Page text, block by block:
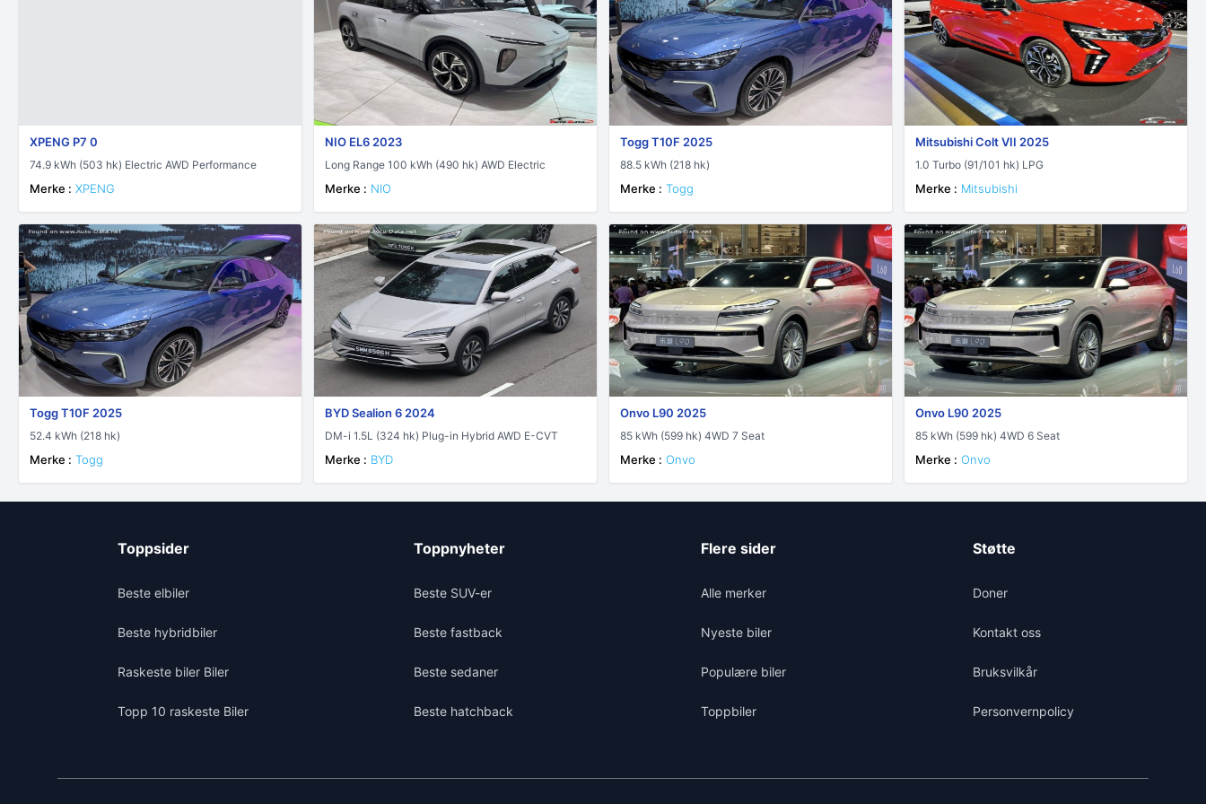
XPENG P7 0
74.9 kWh (503 hk) Electric AWD Performance
Merke : XPENG
NIO EL6 2023
Long Range 100 kWh (490 hk) AWD Electric
Merke : NIO
Togg T10F 2025
88.5 kWh (218 hk)
Merke : Togg
Mitsubishi Colt VII 2025
1.0 Turbo (91/101 hk) LPG
Merke : Mitsubishi
Togg T10F 2025
52.4 kWh (218 hk)
Merke : Togg
BYD Sealion 6 2024
DM-i 1.5L (324 hk) Plug-in Hybrid AWD E-CVT
Merke : BYD
Onvo L90 2025
85 kWh (599 hk) 4WD 7 Seat
Merke : Onvo
Onvo L90 2025
85 kWh (599 hk) 4WD 6 Seat
Merke : Onvo
Toppsider
Beste elbiler
Beste hybridbiler
Raskeste biler Biler
Topp 10 raskeste Biler
Toppnyheter
Beste SUV-er
Beste fastback
Beste sedaner
Beste hatchback
Flere sider
Alle merker
Nyeste biler
Populære biler
Toppbiler
Støtte
Doner
Kontakt oss
Bruksvilkår
Personvernpolicy